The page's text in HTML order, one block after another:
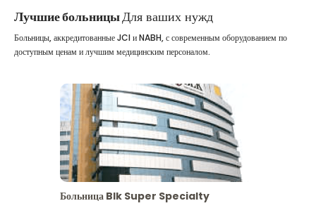
Лучшие больницыДля ваших нужд
Больницы, аккредитованные JCI и NABH, с современным оборудованием по
доступным ценам и лучшим медицинским персоналом.
Больница Blk Super Specialty